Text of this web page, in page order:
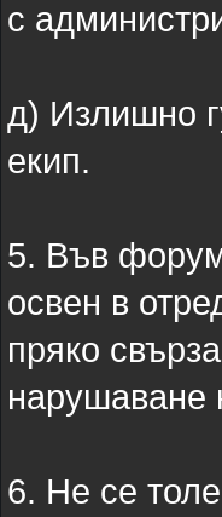
с
д) Излишно
екип.
5. Във
освен в
пряко
нарушаване
6. Не се